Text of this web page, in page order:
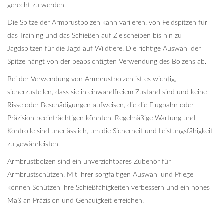
gerecht zu werden.
Die Spitze der Armbrustbolzen kann variieren, von Feldspitzen für
das Training und das Schießen auf Zielscheiben bis hin zu
Jagdspitzen für die Jagd auf Wildtiere. Die richtige Auswahl der
Spitze hängt von der beabsichtigten Verwendung des Bolzens ab.
Bei der Verwendung von Armbrustbolzen ist es wichtig,
sicherzustellen, dass sie in einwandfreiem Zustand sind und keine
Risse oder Beschädigungen aufweisen, die die Flugbahn oder
Präzision beeinträchtigen könnten. Regelmäßige Wartung und
Kontrolle sind unerlässlich, um die Sicherheit und Leistungsfähigkeit
zu gewährleisten.
Armbrustbolzen sind ein unverzichtbares Zubehör für
Armbrustschützen. Mit ihrer sorgfältigen Auswahl und Pflege
können Schützen ihre Schießfähigkeiten verbessern und ein hohes
Maß an Präzision und Genauigkeit erreichen.